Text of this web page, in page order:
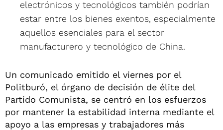
electrónicos y tecnológicos también podrían
estar entre los bienes exentos, especialmente
aquellos esenciales para el sector
manufacturero y tecnológico de China.
Un comunicado emitido el viernes por el
Politburó, el órgano de decisión de élite del
Partido Comunista, se centró en los esfuerzos
por mantener la estabilidad interna mediante el
apoyo a las empresas y trabajadores más